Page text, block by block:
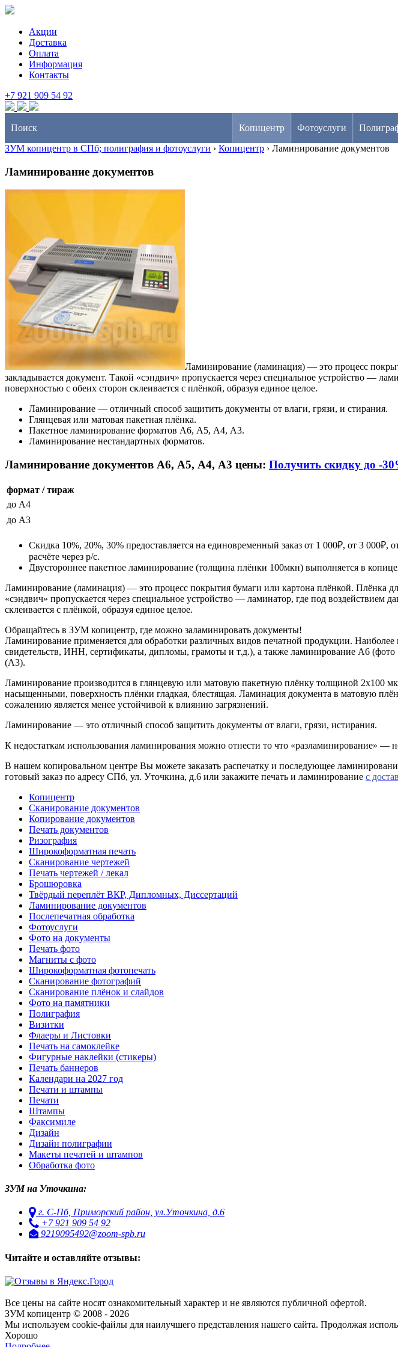
Акции
Доставка
Оплата
Информация
Контакты
+7 921 909 54 92
Поиск Копицентр Фотоуслуги
ЗУМ копицентр в СПб; полиграфия и фотоуслуги › Копицентр › Ламинирование документов
Ламинирование документов
Ламинирование (ламинация) — это процесс
закладывается документ. Такой «сэндвич» пропускается через специальное устройство —
поверхностью с обеих сторон склеивается с плёнкой, образуя единое целое.
Ламинирование — отличный способ защитить документы от влаги, грязи, и стирания.
Глянцевая или матовая пакетная плёнка.
Пакетное ламинирование форматов А6, А5, А4, А3.
Ламинирование нестандартных форматов.
Ламинирование документов А6, А5, А4, А3 цены: Получить скидку до -3
формат / тираж
до А4
до А3
Скидка 10%, 20%, 30% предоставляется на единовременный заказ от 1 000₽, от 3 000₽,
расчёте через р/с.
Двустороннее пакетное ламинирование (толщина плёнки 100мкн) выполняется в
Ламинирование (ламинация) — это процесс покрытия бумаги или картона плёнкой. Плёнка
«сэндвич» пропускается через специальное устройство — ламинатор, где под воздействием
склеивается с плёнкой, образуя единое целое.
Обращайтесь в ЗУМ копицентр, где можно заламинировать документы!
Ламинирование применяется для обработки различных видов печатной продукции.
свидетельств, ИНН, сертификаты, дипломы, грамоты и т.д.), а также ламинирование А6
(А3).
Ламинирование производится в глянцевую или матовую пакетную плёнку толщиной 2х100
насыщенными, поверхность плёнки гладкая, блестящая. Ламинация документа в матовую
сожалению является менее устойчивой к влиянию загрязнений.
Ламинирование — это отличный способ защитить документы от влаги, грязи, истирания.
К недостаткам использования ламинирования можно отнести то что «разламинирование» —
В нашем копировальном центре Вы можете заказать распечатку и последующее
готовый заказ по адресу СПб, ул. Уточкина, д.6 или закажите печать и ламинирование с
Копицентр
Сканирование документов
Копирование документов
Печать документов
Ризография
Широкоформатная печать
Сканирование чертежей
Печать чертежей / лекал
Брошюровка
Твёрдый переплёт ВКР, Дипломных, Диссертаций
Ламинирование документов
Послепечатная обработка
Фотоуслуги
Фото на документы
Печать фото
Магниты с фото
Широкоформатная фотопечать
Сканирование фотографий
Сканирование плёнок и слайдов
Фото на памятники
Полиграфия
Визитки
Флаеры и Листовки
Печать на самоклейке
Фигурные наклейки (стикеры)
Печать баннеров
Календари на 2027 год
Печати и штампы
Печати
Штампы
Факсимиле
Дизайн
Дизайн полиграфии
Макеты печатей и штампов
Обработка фото
ЗУМ на Уточкина:
г. С-Пб, Приморский район, ул.Уточкина, д.6
+7 921 909 54 92
9219095492@zoom-spb.ru
Читайте и оставляйте отзывы:
Все цены на сайте носят ознакомительный характер и не являются публичной офертой.
ЗУМ копицентр © 2008 - 2026
Мы используем cookie-файлы для наилучшего представления нашего сайта. Продолжая
Хорошо